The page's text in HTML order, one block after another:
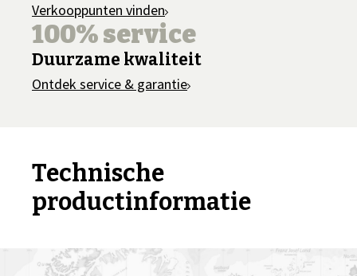
Verkooppunten vinden
100% service
Duurzame kwaliteit
Ontdek service & garantie
Technische
productinformatie